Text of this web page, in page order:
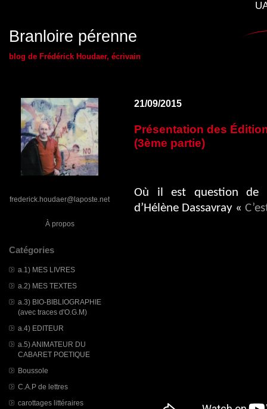
Branloire pérenne
blog de Frédérick Houdaer, écrivain
frederick.houdaer@laposte.net
À propos
Catégories
a.1) MES LIVRES
a.2) MES TEXTES
a.3) BIO-BIBLIOGRAPHIE
(avec traces d'O.G.M)
a.4) EDITEUR
a.5) ANIMATEUR DU
CABARET POETIQUE
Boussole
C.A.P de lettres
carottages littéraires
21/09/2015
Présentation des
(3ème partie)
Où il est question de
d’Hélène Dassavray «